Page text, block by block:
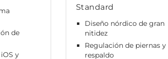
de
y
Standard
Diseño nórdico de gran
nitidez
Regulación de piernas y
respaldo